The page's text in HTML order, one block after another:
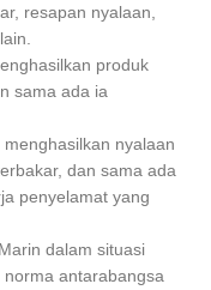
resapan nyalaan,
produk
sama ada ia
nyalaan
dan sama ada
penyelamat yang
dalam situasi
antarabangsa